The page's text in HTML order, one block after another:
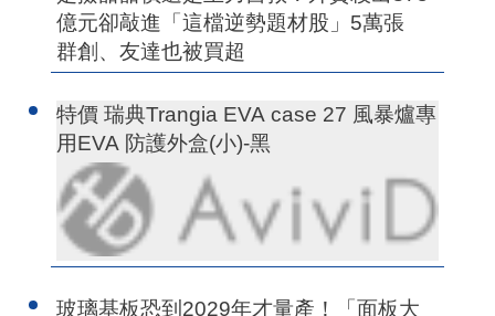
億元卻敲進「這檔逆勢題材股」5萬張
群創、友達也被買超
特價 瑞典Trangia EVA case 27 風暴爐專
用EVA 防護外盒(小)-黑
玻璃基板恐到2029年才量產！「面板大